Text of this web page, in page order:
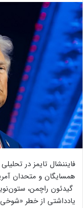
فایننشال تایمز در
همسایگان و متحدان
گیدئون راچمن،
یادداشتی از خطر